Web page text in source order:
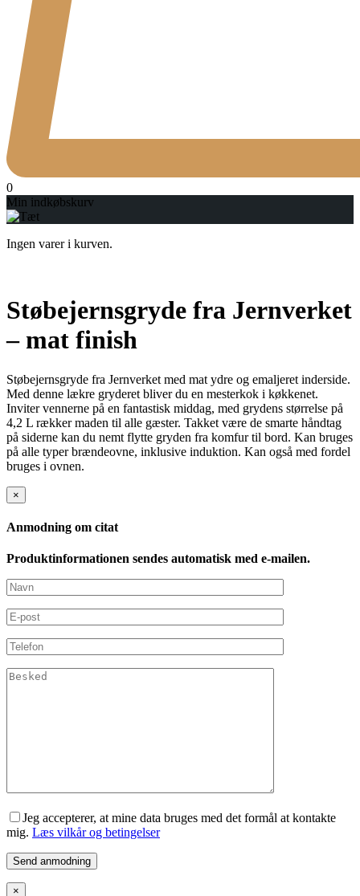
0
Min indkøbskurv
Ingen varer i kurven.
Støbejernsgryde fra Jernverket
– mat finish
Støbejernsgryde fra Jernverket med mat ydre og emaljeret inderside.
Med denne lækre gryderet bliver du en mesterkok i køkkenet.
Inviter vennerne på en fantastisk middag, med grydens størrelse på
4,2 L rækker maden til alle gæster. Takket være de smarte håndtag
på siderne kan du nemt flytte gryden fra komfur til bord. Kan bruges
på alle typer brændeovne, inklusive induktion. Kan også med fordel
bruges i ovnen.
×
Anmodning om citat
Produktinformationen sendes automatisk med e-mailen.
Jeg accepterer, at mine data bruges med det formål at kontakte
mig. Læs vilkår og betingelser
×